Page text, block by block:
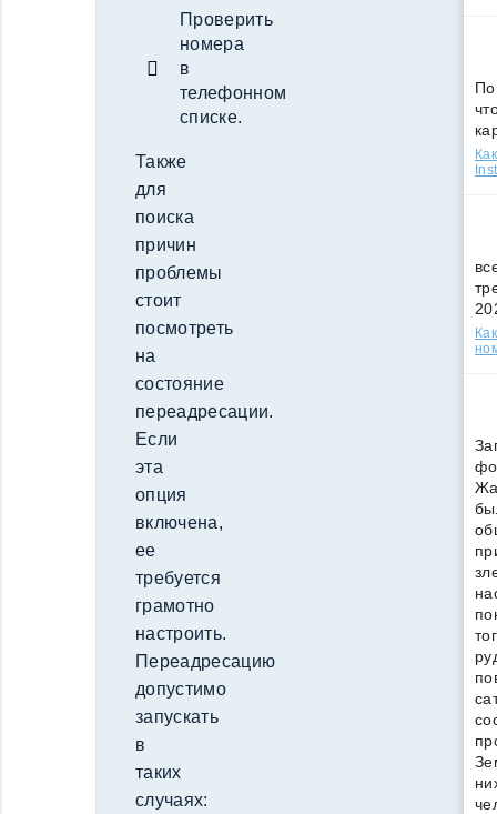
Проверить
номера
в
телефонном
списке.
Также
для
поиска
причин
проблемы
стоит
посмотреть
на
состояние
переадресации.
Если
эта
опция
включена,
ее
требуется
грамотно
настроить.
Переадресацию
допустимо
запускать
в
таких
случаях: